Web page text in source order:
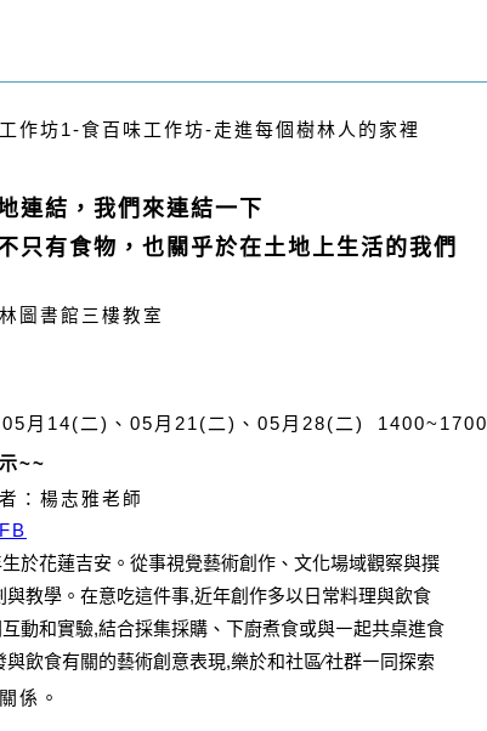
作坊1-食百味工作坊-走進每個樹林人的家裡
連結，我們來連結一下
只有食物，也關乎於在土地上生活的我們
圖書館三樓教室
月14(二)、05月21(二)、05月28(二) 1400~1700
~~
：楊志雅老師
FB
於花蓮吉安。從事視覺藝術創作、文化場域觀察與撰
與教學。在意吃這件事,近年創作多以日常料理與飲食
動和實驗,結合採集採購、下廚煮食或與㇐起共桌進食
與飲食有關的藝術創意表現,樂於和社區∕社群㇐同探索
係。